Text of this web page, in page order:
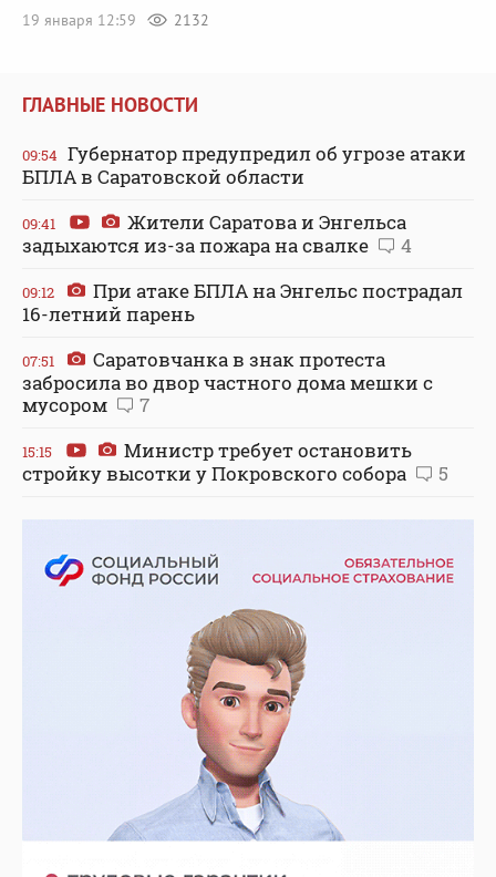
19 января 12:59
2132
ГЛАВНЫЕ НОВОСТИ
09:54 Губернатор предупредил об угрозе атаки
БПЛА в Саратовской области
09:41
Жители Саратова и Энгельса
задыхаются из-за пожара на свалке
4
09:12
При атаке БПЛА на Энгельс пострадал
16-летний парень
07:51
Саратовчанка в знак протеста
забросила во двор частного дома мешки с
мусором
7
15:15
Министр требует остановить
стройку высотки у Покровского собора
5